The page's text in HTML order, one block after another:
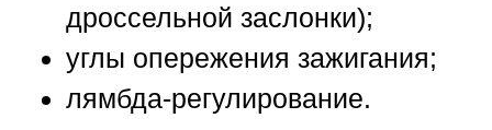
дроссельной заслонки);
углы опережения зажигания;
лямбда-регулирование.